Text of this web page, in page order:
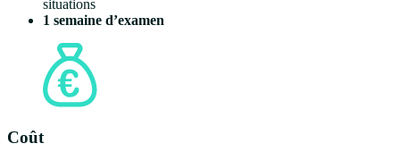
situations
1 semaine d’examen
Coût